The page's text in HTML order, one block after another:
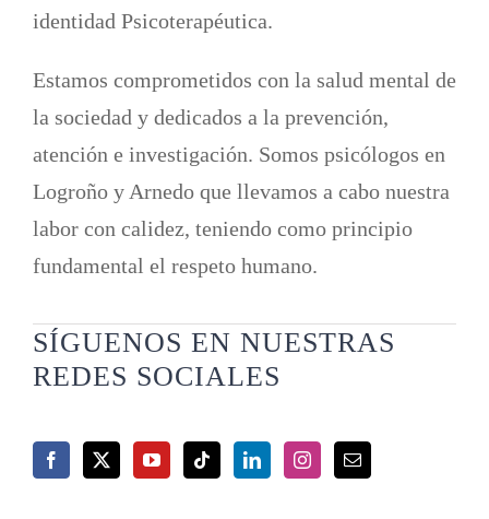
identidad Psicoterapéutica.
Estamos comprometidos con la salud mental de
la sociedad y dedicados a la prevención,
atención e investigación. Somos psicólogos en
Logroño y Arnedo que llevamos a cabo nuestra
labor con calidez, teniendo como principio
fundamental el respeto humano.
SÍGUENOS EN NUESTRAS
REDES SOCIALES